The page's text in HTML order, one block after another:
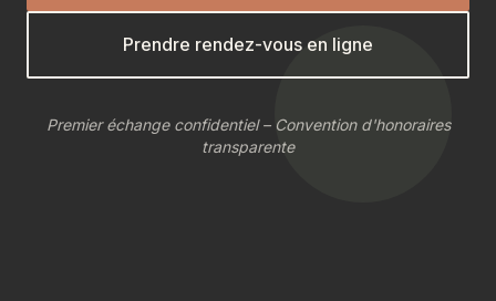
Prendre rendez-vous en ligne
Premier échange confidentiel – Convention d'honoraires
transparente